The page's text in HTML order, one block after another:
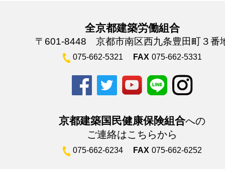
全京都建築労働組合
〒601-8448 京都市南区西九条豊田町３番
075-662-5321 FAX 075-662-5331
京都建築国民健康保険組合への
ご連絡はこちらから
075-662-6234 FAX 075-662-6252